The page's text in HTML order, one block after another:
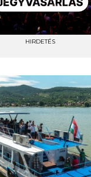
HIRDETÉS